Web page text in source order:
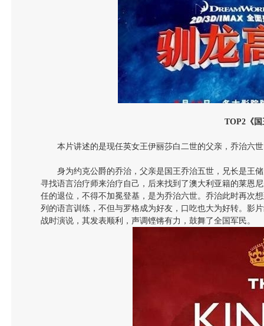
TOP2 《
本片讲述的是现任英女王伊丽莎白二世的父亲，乔治六
身为约克公爵的乔治，父亲是国王乔治五世，兄长是王
寻找语言治疗师来治疗自己，后来找到了澳大利亚籍的莱恩
任的退位，不得不加冕登基，是为乔治六世。乔治此时再次
列的语言训练，不但与罗格成为好友，口吃也大为好转。影
战时演说，其发表顺利，声调铿锵有力，鼓舞了全国军民。